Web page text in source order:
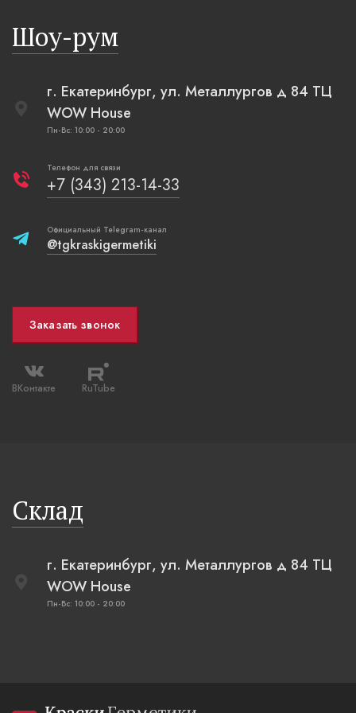
Шоу-рум
г. Екатеринбург, ул. Металлургов д 84 ТЦ
WOW House
Пн-Вс: 10:00 - 20:00
Телефон для связи
+7 (343) 213-14-33
Официальный Telegram-канал
@tgkraskigermetiki
Заказать звонок
ВКонтакте RuTube
Склад
г. Екатеринбург, ул. Металлургов д 84 ТЦ
WOW House
Пн-Вс: 10:00 - 20:00